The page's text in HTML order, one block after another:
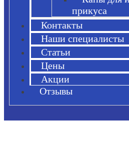
прикуса
Контакты
Наши специалисты
Статьи
Цены
Акции
Отзывы